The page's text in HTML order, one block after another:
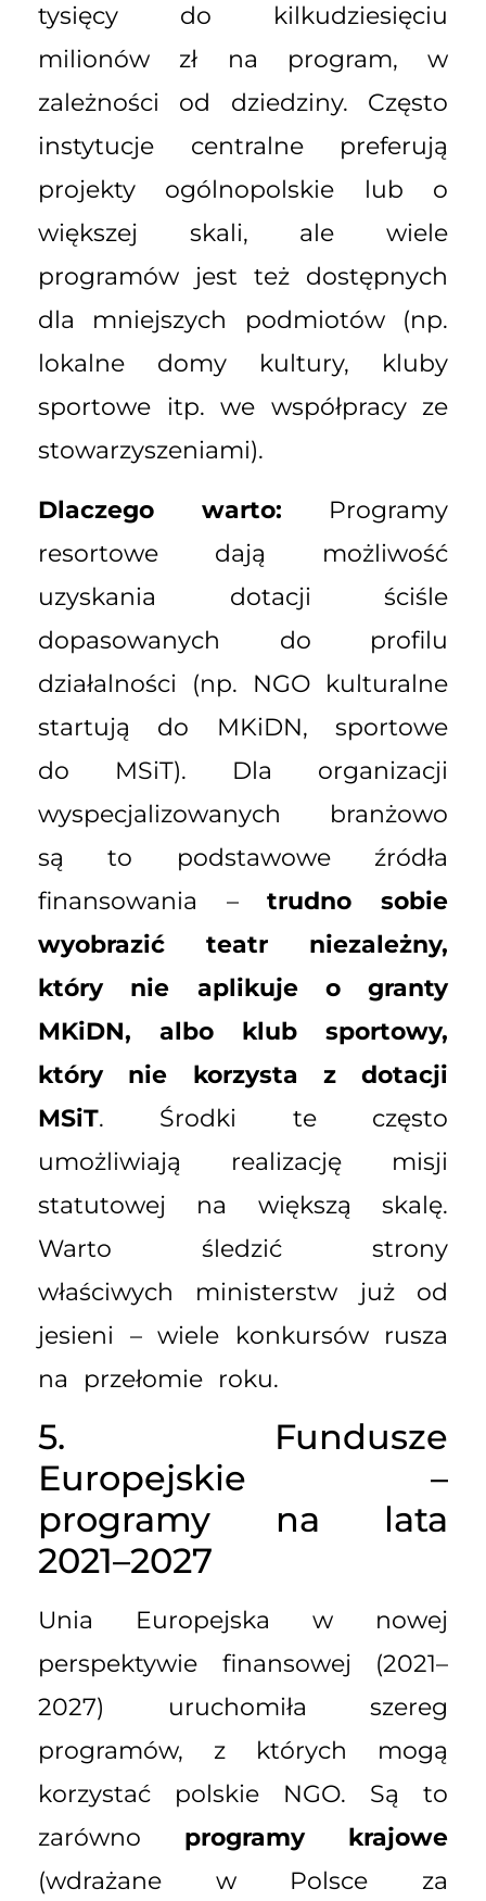
tysięcy do kilkudziesięciu
milionów zł na program, w
zależności od dziedziny. Często
instytucje centralne preferują
projekty ogólnopolskie lub o
większej skali, ale wiele
programów jest też dostępnych
dla mniejszych podmiotów (np.
lokalne domy kultury, kluby
sportowe itp. we współpracy ze
stowarzyszeniami).
Dlaczego warto: Programy
resortowe dają możliwość
uzyskania dotacji ściśle
dopasowanych do profilu
działalności (np. NGO kulturalne
startują do MKiDN, sportowe
do MSiT). Dla organizacji
wyspecjalizowanych branżowo
są to podstawowe źródła
finansowania –trudno sobie
wyobrazić teatr niezależny,
który nie aplikuje o granty
MKiDN, albo klub sportowy,
który nie korzysta z dotacji
MSiT. Środki te często
umożliwiają realizację misji
statutowej na większą skalę.
Warto śledzić strony
właściwych ministerstw już od
jesieni – wiele konkursów rusza
na przełomie roku.
5. Fundusze
Europejskie –
programy na lata
2021–2027
Unia Europejska w nowej
perspektywie finansowej (2021–
2027) uruchomiła szereg
programów, z których mogą
korzystać polskie NGO. Są to
zarówno programy krajowe
(wdrażane w Polsce za